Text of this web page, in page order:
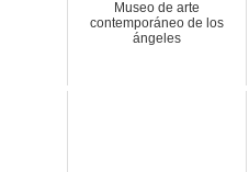
Museo de arte
contemporáneo de los
ángeles